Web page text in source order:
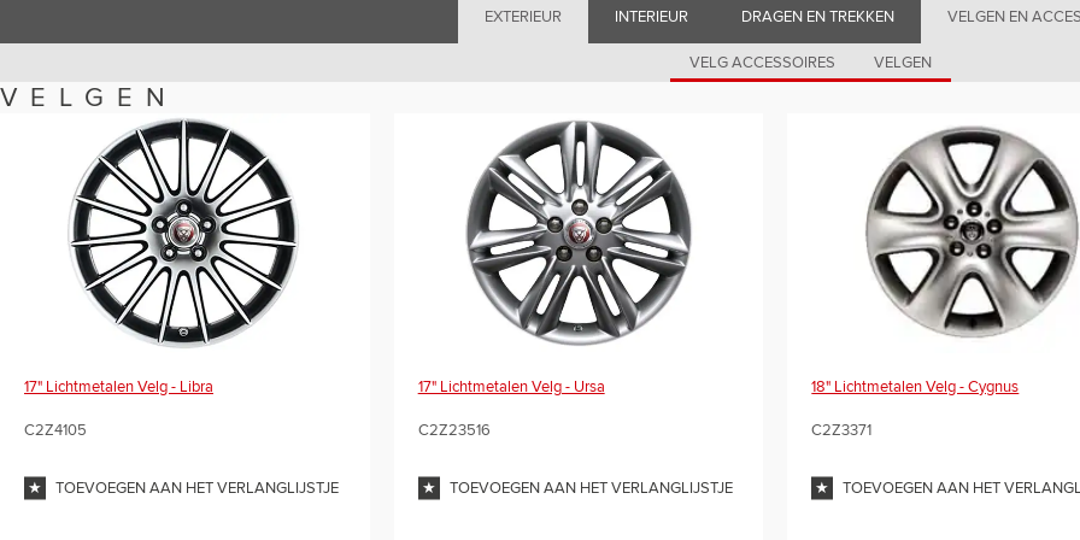
EXTERIEUR INTERIEUR DRAGEN EN TREKKEN VELGEN EN
VELG ACCESSOIRES VELGEN
VELGEN
17" Lichtmetalen Velg - Libra
C2Z4105
TOEVOEGEN AAN HET VERLANGLIJSTJE
17" Lichtmetalen Velg - Ursa
C2Z23516
TOEVOEGEN AAN HET VERLANGLIJSTJE
18" Lichtmetalen Velg - Cygnus
C2Z3371
TOEVOEGEN AAN HET